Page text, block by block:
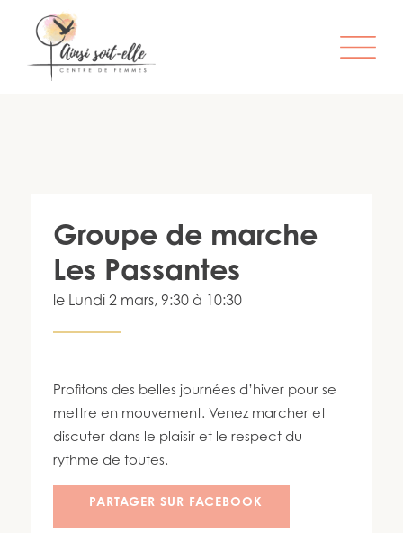
ÊTRE MEMBRE
S’IMPLIQUER
INFO-LETTRE
450 447-3576
Groupe de marche
Les Passantes
le Lundi 2 mars, 9:30 à 10:30
Profitons des belles journées d’hiver pour se
mettre en mouvement. Venez marcher et
discuter dans le plaisir et le respect du
rythme de toutes.
PARTAGER SUR FACEBOOK